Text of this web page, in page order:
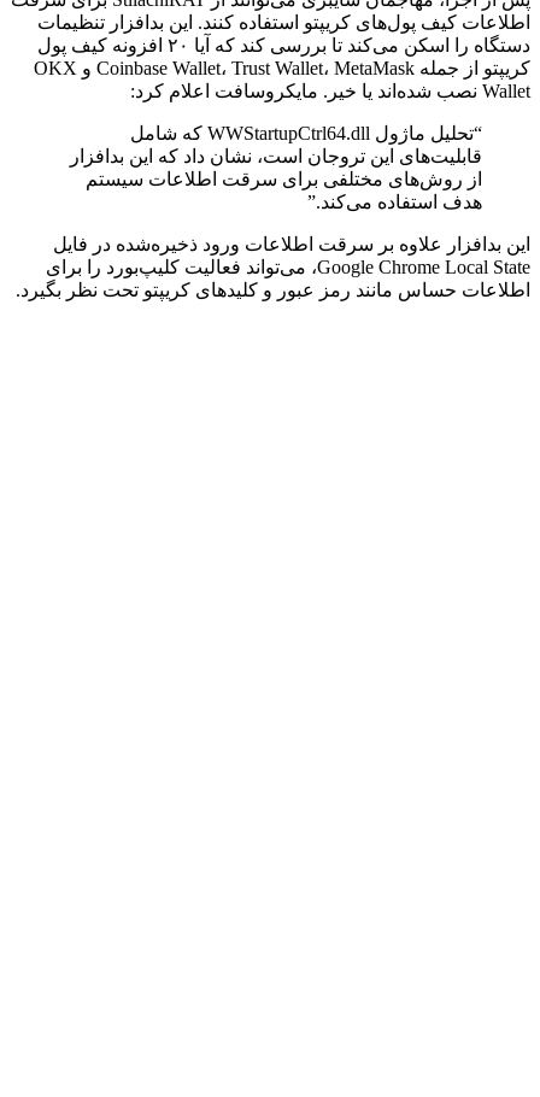
اطلاعات کیف پول‌های کریپتو استفاده کنند. این بدافزار تنظیمات
دستگاه را اسکن می‌کند تا بررسی کند که آیا ۲۰ افزونه کیف پول
کریپتو از جمله Coinbase Wallet، Trust Wallet، MetaMask و OKX
Wallet نصب شده‌اند یا خیر. مایکروسافت اعلام کرد:
“تحلیل ماژول WWStartupCtrl64.dll که شامل
قابلیت‌های این تروجان است، نشان داد که این بدافزار
از روش‌های مختلفی برای سرقت اطلاعات سیستم
هدف استفاده می‌کند.”
این بدافزار علاوه بر سرقت اطلاعات ورود ذخیره‌شده در فایل
Google Chrome Local State، می‌تواند فعالیت کلیپ‌بورد را برای
اطلاعات حساس مانند رمز عبور و کلیدهای کریپتو تحت نظر بگیرد.